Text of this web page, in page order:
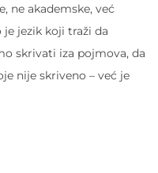
ne akademske, već
je jezik koji traži da
skrivati iza pojmova, da
nije skriveno – već je